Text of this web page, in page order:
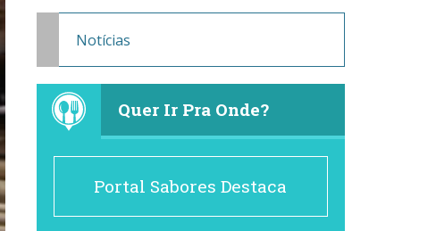
Notícias
Quer Ir Pra Onde?
Portal Sabores Destaca